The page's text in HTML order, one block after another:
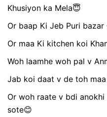
Khusiyon ka Mela😇
Or baap Ki Jeb Puri bazar
Or maa Ki kitchen koi
Woh laamhe woh pal v
Jab koi daat v de toh
Or woh raate v bdi anokhi
sote😊